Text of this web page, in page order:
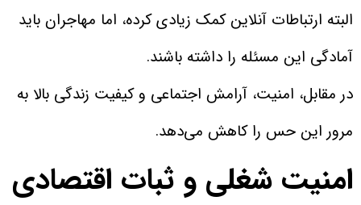
البته ارتباطات آنلاین کمک زیادی کرده، اما مهاجران باید
آمادگی این مسئله را داشته باشند.
در مقابل، امنیت، آرامش اجتماعی و کیفیت زندگی بالا به
مرور این حس را کاهش می‌دهد.
امنیت شغلی و ثبات اقتصادی